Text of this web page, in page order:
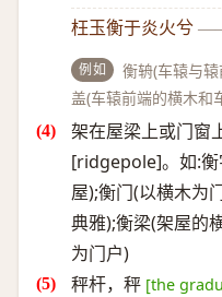
枉玉衡于炎火兮
例如
衡辀(车辕与
盖(车辕前端的横木和
架在屋梁上或门窗
[ridgepole]。如:衡
屋);衡门(以横木为
典雅);衡梁(架屋的
为门户)
秤杆，秤 [the